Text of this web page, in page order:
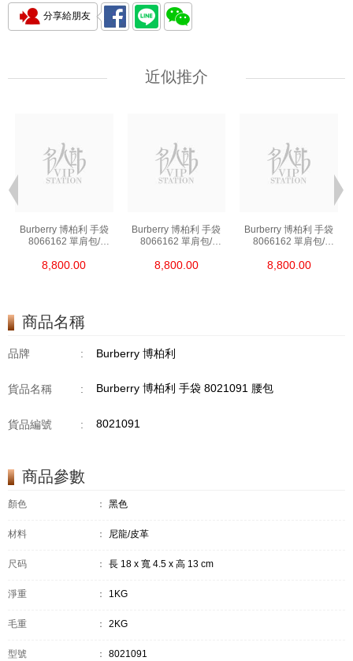
分享給朋友
近似推介
Burberry 博柏利 手袋
8066162 單肩包/
8,800.00
Burberry 博柏利 手袋
8066162 單肩包/
8,800.00
Burberry 博柏利 手袋
8066162 單肩包/
8,800.00
商品名稱
品牌 : Burberry 博柏利
貨品名稱 : Burberry 博柏利 手袋 8021091 腰包
貨品編號 : 8021091
商品參數
顏色 ： 黑色
材料 ： 尼龍/皮革
尺码 ： 長 18 x 寬 4.5 x 高 13 cm
淨重 ： 1KG
毛重 ： 2KG
型號 ： 8021091